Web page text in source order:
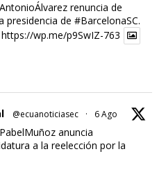
renuncia de
presidencia de #BarcelonaSC.
https://wp.me/p9SwIZ-763
@ecuanoticiasec · 6 Ago
anuncia
a la reelección por la